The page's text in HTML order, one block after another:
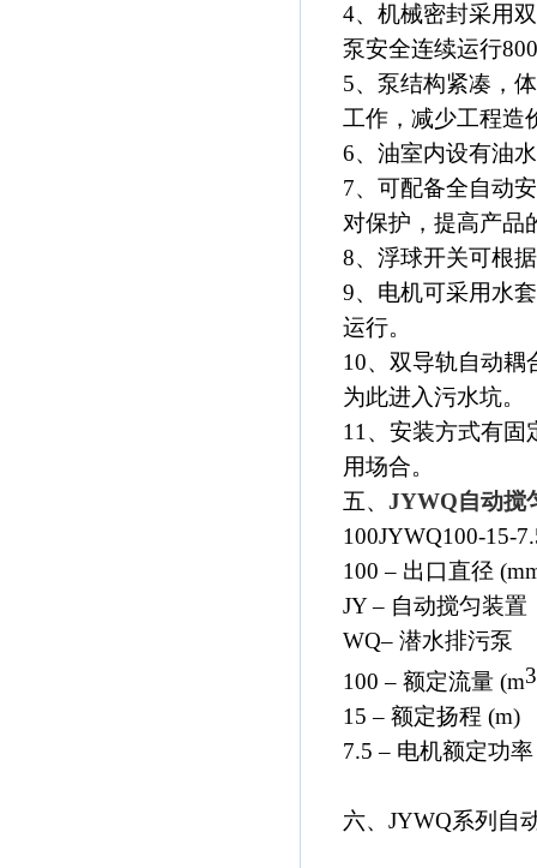
4、机械密封采用
泵安全连续运行
5、 泵结构紧凑，
工作，减少工程造
6、油室内设有油
7、可配备全自动
对保护，提高产品
8、浮球开关可根
9、电机可采用水
运行。
10、双导轨自动耦
为此进入污水坑。
11、安装方式有固
用场合。
五、 JYWQ自动搅
100JYWQ100-15-
100 – 出口直径
JY – 自动搅匀装置
WQ– 潜水排污泵
100 – 额定流量 (m3
15 – 额定扬程 (m)
7.5 – 电机额定功
六、JYWQ系列自